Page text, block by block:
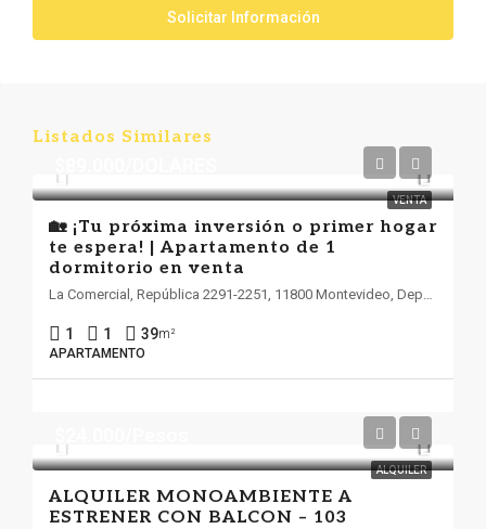
Solicitar Información
Listados Similares
VENTA
🏡 ¡Tu próxima inversión o primer hogar
te espera! | Apartamento de 1
dormitorio en venta
La Comercial, República 2291-2251, 11800 Montevideo, Departamento de Montevideo
1 1 39m²
APARTAMENTO
ALQUILER
ALQUILER MONOAMBIENTE A
ESTRENER CON BALCON – 103